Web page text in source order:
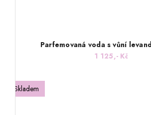
Parfemovaná voda s vůní
1 125,- Kč
Skladem